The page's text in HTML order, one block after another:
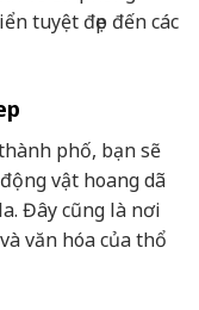
tuyệt đẹp đến các
phố, bạn sẽ
vật hoang dã
Đây cũng là nơi
văn hóa của thổ